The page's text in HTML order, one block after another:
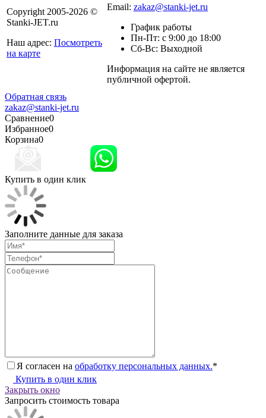
Copyright 2005-2026 ©
Stanki-JET.ru
Наш адрес: Посмотреть
на карте
Email: zakaz@stanki-jet.ru
График работы
Пн-Пт: с 9:00 до 18:00
Сб-Вс: Выходной
Информация на сайте не является
публичной офертой.
Обратная связь
zakaz@stanki-jet.ru
Сравнение0
Избранное0
Корзина0
Купить в один клик
Заполните данные для заказа
Я согласен на обработку персональных данных.*
Купить в один клик
Закрыть окно
Запросить стоимость товара